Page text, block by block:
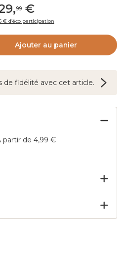
,99€
€ d’éco participation
Ajouter au panier
de fidélité avec cet article.
partir de 4,99 €